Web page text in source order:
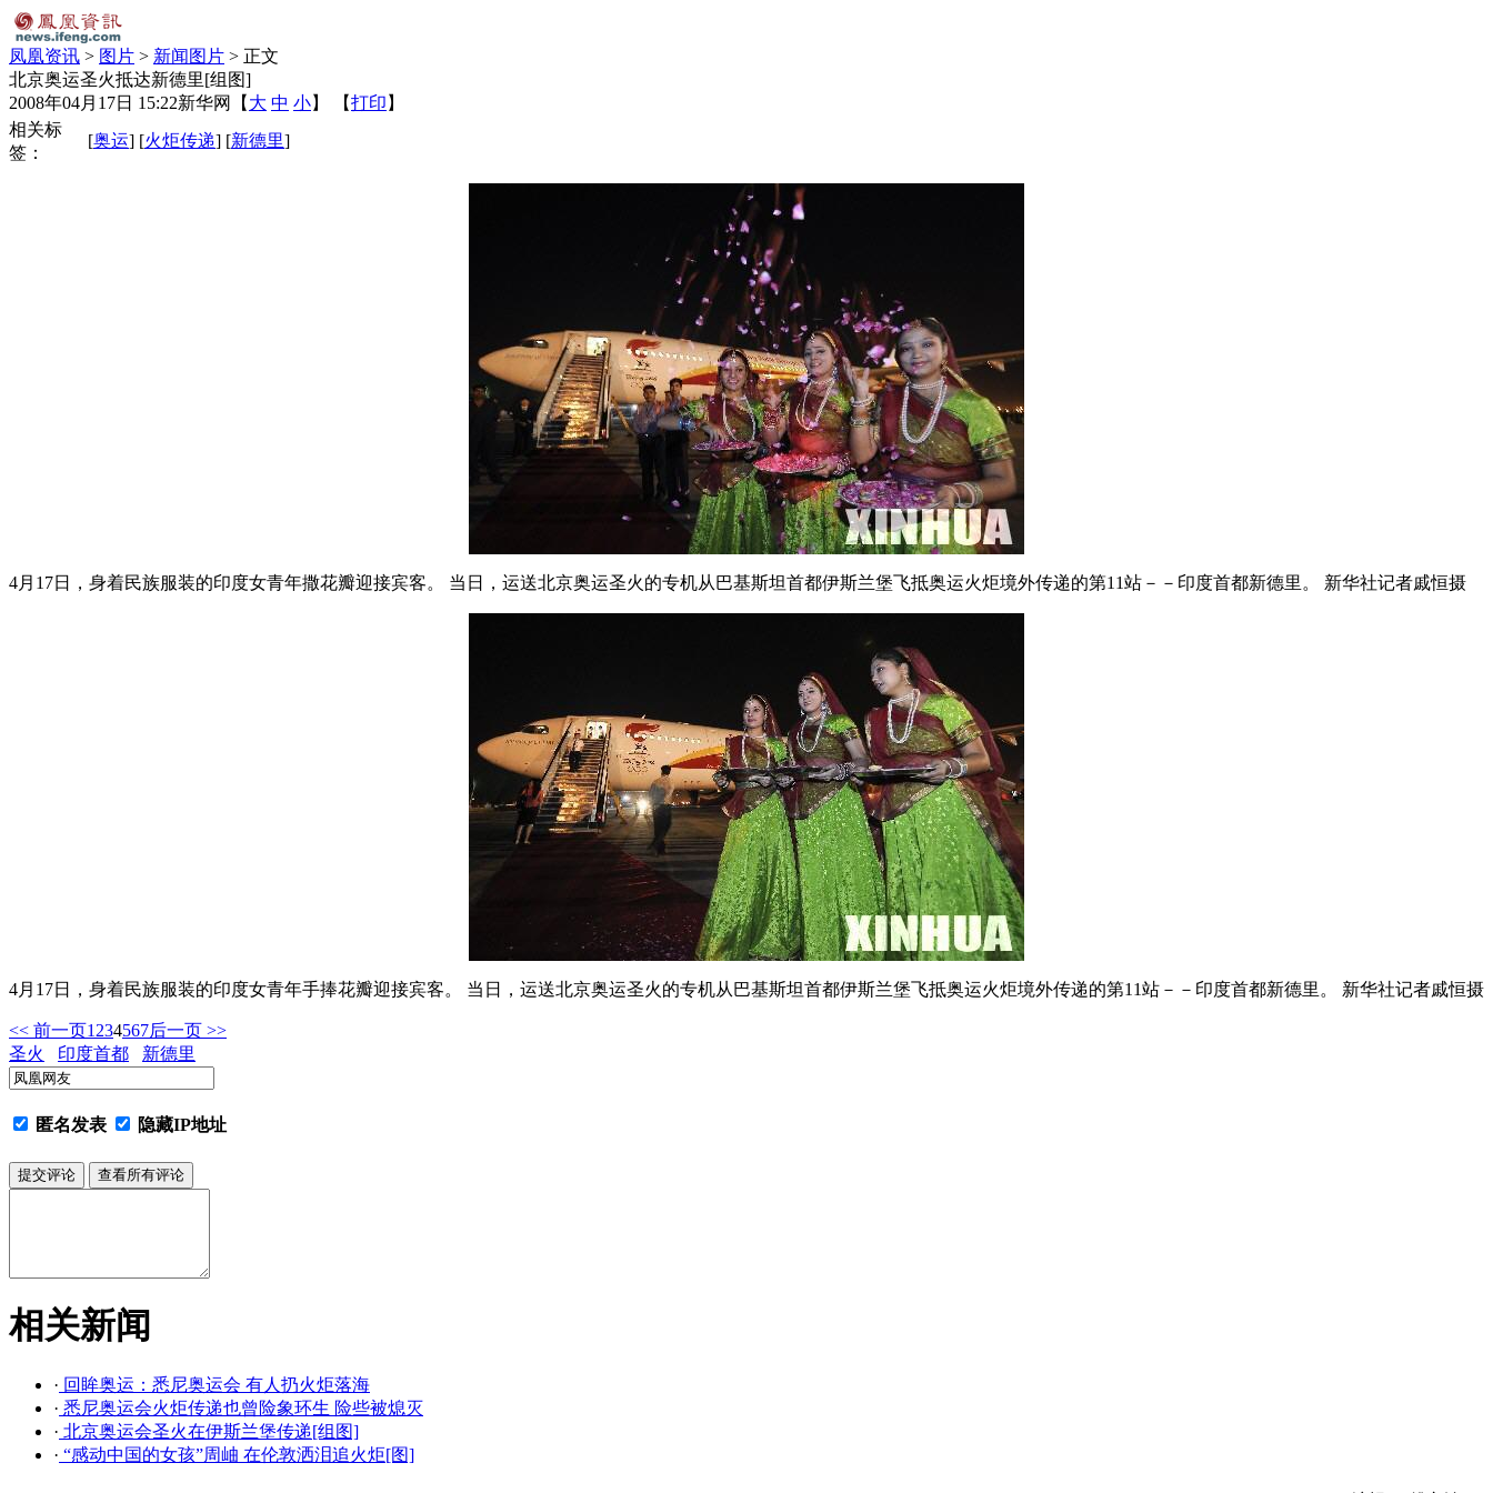
凤凰资讯 > 图片 > 新闻图片 > 正文
北京奥运圣火抵达新德里[组图]
2008年04月17日 15:22新华网 【 大 中 小】 【打印 】
相关标
签：
[奥运] [火炬传递] [新德里]
4月17日，身着民族服装的印度女青年撒花瓣迎接宾客。 当日，运送北京奥运圣火的专机从巴基斯坦首都伊斯兰堡飞抵奥运火炬境外传递的第11站－－印度首都新德里。 新华社记者戚恒摄
4月17日，身着民族服装的印度女青年手捧花瓣迎接宾客。 当日，运送北京奥运圣火的专机从巴基斯坦首都伊斯兰堡飞抵奥运火炬境外传递的第11站－－印度首都新德里。 新华社记者戚恒摄
<< 前一页1 234567后一页 >>
圣火
印度首都 新德里
匿名发表 隐藏IP地址
相关新闻
· 回眸奥运：悉尼奥运会 有人扔火炬落海
· 悉尼奥运会火炬传递也曾险象环生 险些被熄灭
· 北京奥运会圣火在伊斯兰堡传递[组图]
· “感动中国的女孩”周岫 在伦敦洒泪追火炬[图]